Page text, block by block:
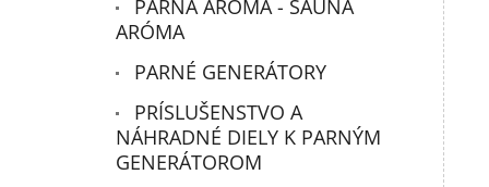
PARNÁ ARÓMA - SAUNA
ARÓMA
PARNÉ GENERÁTORY
PRÍSLUŠENSTVO A
NÁHRADNÉ DIELY K PARNÝM
GENERÁTOROM